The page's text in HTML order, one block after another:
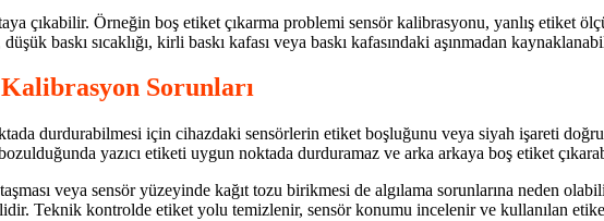
çıkabilir. Örneğin boş etiket çıkarma problemi sensör kalibrasyonu, yanlış etiket
baskı sıcaklığı, kirli baskı kafası veya baskı kafasındaki aşınmadan
Sorunları
durdurabilmesi için cihazdaki sensörlerin etiket boşluğunu veya siyah işareti doğru
yazıcı etiketi uygun noktada durduramaz ve arka arkaya boş etiket
veya sensör yüzeyinde kağıt tozu birikmesi de algılama sorunlarına neden
Teknik kontrolde etiket yolu temizlenir, sensör konumu incelenir ve kullanılan